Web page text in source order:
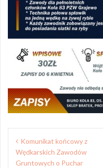
Nawigacja
wpisu
Komunikat końcowy z
Wędkarskich Zawodów
Gruntowych o Puchar